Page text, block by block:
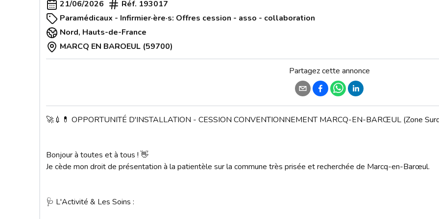
21/06/2026 Réf. 193017
Paramédicaux - Infirmier·ère·s: Offres cession - asso - collaboration
Nord, Hauts-de-France
MARCQ EN BAROEUL (59700)
Partagez cette annonce
🚀💉💊 OPPORTUNITÉ D'INSTALLATION - CESSION CONVENTIONNEMENT MARCQ-EN-BARŒUL (Zone
​Bonjour à toutes et à tous ! 👋
​Je cède mon droit de présentation à la patientèle sur la commune très prisée et recherchée de Marcq-en-Barœul.
🩺 L'Activité & Les Soins :